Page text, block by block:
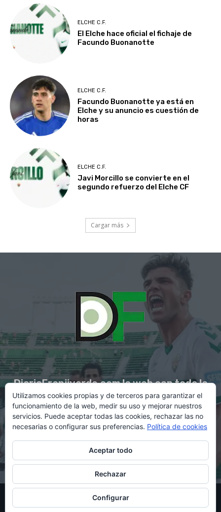
ELCHE C.F.
El Elche hace oficial el fichaje de
Facundo Buonanotte
ELCHE C.F.
Facundo Buonanotte ya está en
Elche y su anuncio es cuestión de
horas
ELCHE C.F.
Javi Morcillo se convierte en el
segundo refuerzo del Elche CF
Cargar más
DiarioFranjiverde.com la web con toda la
información del Elche C.F.
Contacto en:diario@franjiverde.com
© Copyright 2021 - Gestión y diseño por Rubén Maestre
Política de cookies Política de privacidad
Utilizamos cookies propias y de terceros para garantizar el
funcionamiento de la web, medir su uso y mejorar nuestros
servicios. Puede aceptar todas las cookies, rechazar las no
necesarias o configurar sus preferencias. Política de cookies
Aceptar todo
Rechazar
Configurar